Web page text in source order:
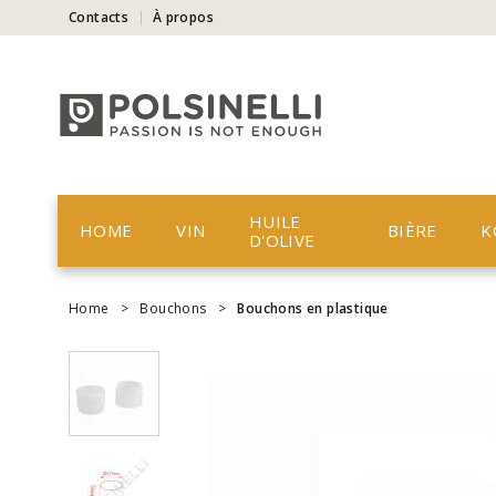
Contacts À propos
HOME VIN
HUILE
D'OLIVE
BIÈRE
Home > Bouchons > Bouchons en plastique